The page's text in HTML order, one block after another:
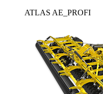
ATLAS AE_PROFI